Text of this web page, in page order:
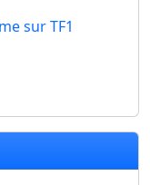
sur TF1